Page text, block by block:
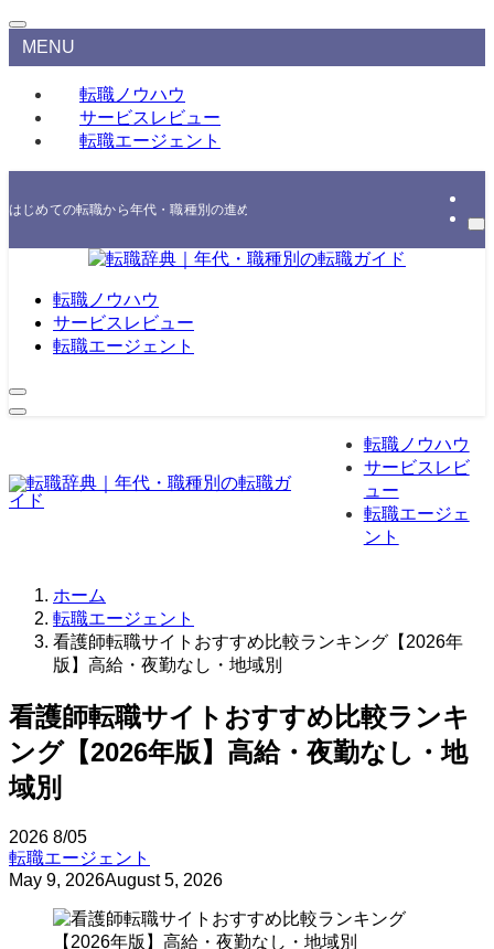
MENU
転職ノウハウ
サービスレビュー
転職エージェント
はじめての転職から年代・職種別の進め方、エージェント・スクールの選び
転職ノウハウ
サービスレビュー
転職エージェント
転職ノウハウ
サービスレビ
ュー
転職エージェ
ント
ホーム
転職エージェント
看護師転職サイトおすすめ比較ランキング【2026年
版】高給・夜勤なし・地域別
看護師転職サイトおすすめ比較ランキ
ング【2026年版】高給・夜勤なし・地
域別
2026 8/05
転職エージェント
May 9, 2026August 5, 2026